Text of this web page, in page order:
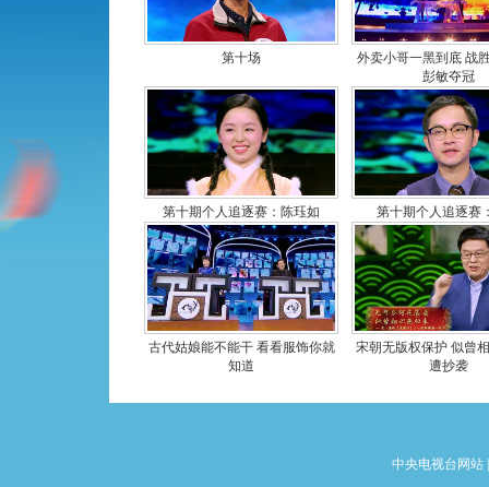
第十场
外卖小哥一黑到底 战
彭敏夺冠
第十期个人追逐赛：陈珏如 第十期个人追逐赛
古代姑娘能不能干 看看服饰你就
知道
宋朝无版权保护 似曾
遭抄袭
中央电视台网站